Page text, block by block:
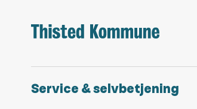
Service & selvbetjening